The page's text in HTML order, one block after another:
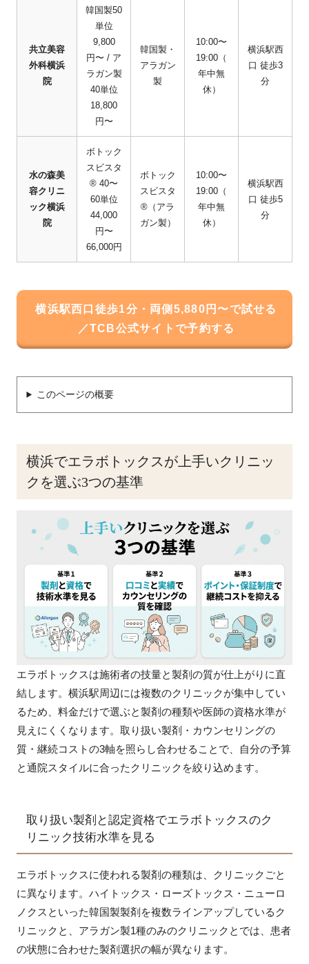
共立美容
外科横浜
院
韓国製50
単位
9,800
円〜 / ア
ラガン製
40単位
18,800
円〜
韓国製・
アラガン
製
10:00〜
19:00（
年中無
休）
横浜駅西
口 徒歩3
分
水の森美
容クリニ
ック横浜
院
ボトック
スビスタ
® 40〜
60単位
44,000
円〜
66,000円
ボトック
スビスタ
®（アラ
ガン製）
10:00〜
19:00（
年中無
休）
横浜駅西
口 徒歩5
分
横浜駅西口徒歩1分・両側5,880円〜で試せる
／TCB公式サイトで予約する
このページの概要
横浜でエラボトックスが上手いクリニッ
クを選ぶ3つの基準
エラボトックスは施術者の技量と製剤の質が仕上がりに直
結します。横浜駅周辺には複数のクリニックが集中してい
るため、料金だけで選ぶと製剤の種類や医師の資格水準が
見えにくくなります。取り扱い製剤・カウンセリングの
質・継続コストの3軸を照らし合わせることで、自分の予算
と通院スタイルに合ったクリニックを絞り込めます。
取り扱い製剤と認定資格でエラボトックスのク
リニック技術水準を見る
エラボトックスに使われる製剤の種類は、クリニックごと
に異なります。ハイトックス・ローズトックス・ニューロ
ノクスといった韓国製製剤を複数ラインアップしているク
リニックと、アラガン製1種のみのクリニックとでは、患者
の状態に合わせた製剤選択の幅が異なります。